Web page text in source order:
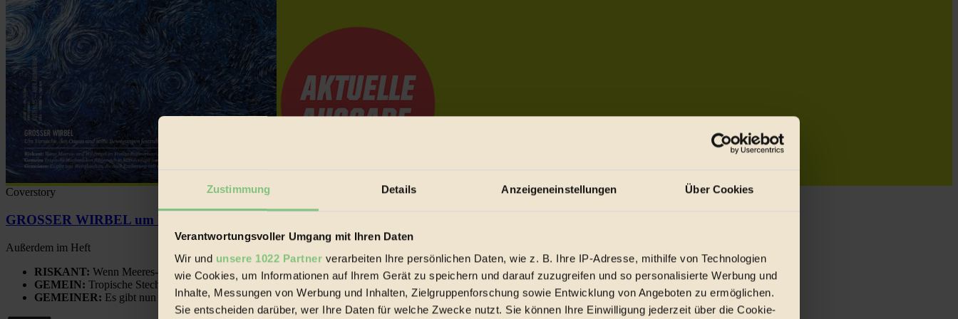
Zustimmung Details Anzeigeneinstellungen Über Cookies
Verantwortungsvoller Umgang mit Ihren Daten
Wir und unsere 1022 Partner verarbeiten Ihre persönlichen Daten, wie z. B. Ihre IP-Adresse, mithilfe von Technologien
wie Cookies, um Informationen auf Ihrem Gerät zu speichern und darauf zuzugreifen und so personalisierte Werbung und
Inhalte, Messungen von Werbung und Inhalten, Zielgruppenforschung sowie Entwicklung von Angeboten zu ermöglichen.
Sie entscheiden darüber, wer Ihre Daten für welche Zwecke nutzt. Sie können Ihre Einwilligung jederzeit über die Cookie-
Coverstory
GROSSER WIRBEL um Versuche, den Ozean und seine Bewegungen festzuhalten.
Außerdem im Heft
RISKANT: Wenn Meeres- und Wildvögel im Freilandhühnerbetrieb vorbeischauen.
GEMEIN: Tropische Stechmücken fühlen sich in Mitteleuropa inziwschen oft zu Hause.
GEMEINER: Es gibt nun Weinflaschen, die nach Entleerung voll wieder zu dir zurückkommen.